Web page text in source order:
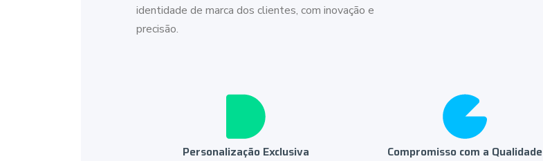
identidade de marca dos clientes, com inovação e
precisão.
Personalização Exclusiva Compromisso com a Qualidade